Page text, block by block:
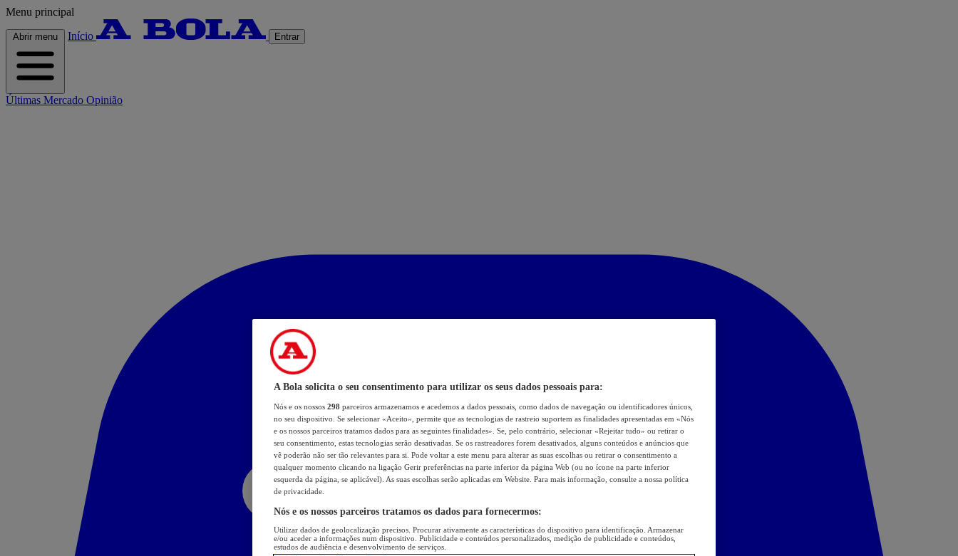
Menu principal
Abrir menu Início Entrar
Últimas Mercado Opinião
A Bola solicita o seu consentimento para utilizar os seus dados pessoais para:
Nós e os nossos 298 parceiros armazenamos e acedemos a dados pessoais, como dados de navegação ou identificadores únicos,
no seu dispositivo. Se selecionar «Aceito», permite que as tecnologias de rastreio suportem as finalidades apresentadas em «Nós
e os nossos parceiros tratamos dados para as seguintes finalidades». Se, pelo contrário, selecionar «Rejeitar tudo» ou retirar o
seu consentimento, estas tecnologias serão desativadas. Se os rastreadores forem desativados, alguns conteúdos e anúncios que
vê poderão não ser tão relevantes para si. Pode voltar a este menu para alterar as suas escolhas ou retirar o consentimento a
qualquer momento clicando na ligação Gerir preferências na parte inferior da página Web (ou no ícone na parte inferior
esquerda da página, se aplicável). As suas escolhas serão aplicadas em Website. Para mais informação, consulte a nossa política
de privacidade.
Nós e os nossos parceiros tratamos os dados para fornecermos:
Utilizar dados de geolocalização precisos. Procurar ativamente as características do dispositivo para identificação. Armazenar
e/ou aceder a informações num dispositivo. Publicidade e conteúdos personalizados, medição de publicidade e conteúdos,
estudos de audiência e desenvolvimento de serviços.